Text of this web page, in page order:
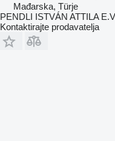
Mađarska, Türje
PENDLI ISTVÁN ATTILA E.V
Kontaktirajte prodavatelja